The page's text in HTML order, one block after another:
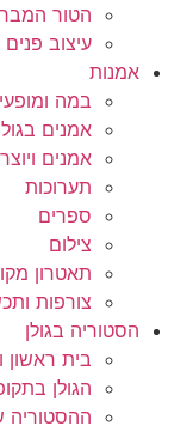
הטור
עיצוב פנים
אמנות
במה
אמנים
אמנים
תערוכות
ספרים
צילום
תאטרון
צורפות
הסטוריה בגולן
בית ראשון
הגולן
ההסטוריה